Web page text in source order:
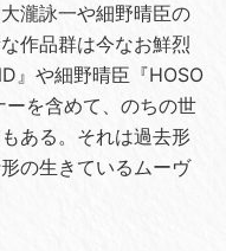
瀧詠一や細野晴臣の
作品群は今なお鮮烈
』や細野晴臣『HOSO
を含めて、のちの世
ある。それは過去形
の生きているムーヴ